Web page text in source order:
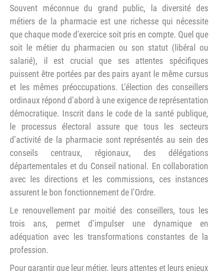
Souvent méconnue du grand public, la diversité des
métiers de la pharmacie est une richesse qui nécessite
que chaque mode d’exercice soit pris en compte. Quel que
soit le métier du pharmacien ou son statut (libéral ou
salarié), il est crucial que ses attentes spécifiques
puissent être portées par des pairs ayant le même cursus
et les mêmes préoccupations. L’élection des conseillers
ordinaux répond d’abord à une exigence de représentation
démocratique. Inscrit dans le code de la santé publique,
le processus électoral assure que tous les secteurs
d’activité de la pharmacie sont représentés au sein des
conseils centraux, régionaux, des délégations
départementales et du Conseil national. En collaboration
avec les directions et les commissions, ces instances
assurent le bon fonctionnement de l’Ordre.
Le renouvellement par moitié des conseillers, tous les
trois ans, permet d’impulser une dynamique en
adéquation avec les transformations constantes de la
profession.
Pour garantir que leur métier, leurs attentes et leurs enjeux